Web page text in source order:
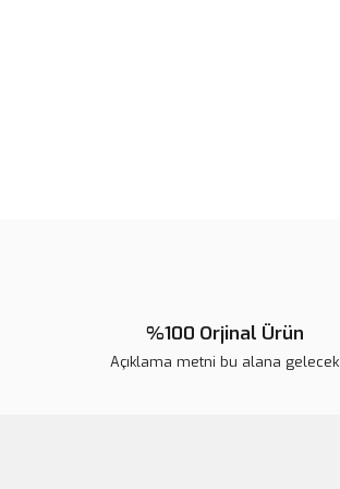
%100 Orjinal Ürün
Açıklama metni bu alana gelecek